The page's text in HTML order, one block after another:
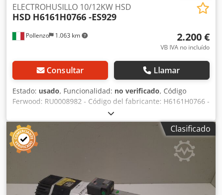
Pollenzo 1.063 km
ELECTROHUSILLO 10/12KW HSD
HSD H6161H0766 -ES929
2.200 €
VB IVA no incluído
Consultar Llamar
Estado: usado, Funcionalidad: no verificado, Código
Ferwood: RU0008982 - Código del fabricante: H6161H0766 -
Estado: Usado - Funcionalidad: No probado - Máquina
compatible: CNC BIESSE - Si está interesado, ofrecemos un
servicio de revisión; póngase en contacto con nosotros.
Chsdszmiclopfx Ahbsa
Clasificado